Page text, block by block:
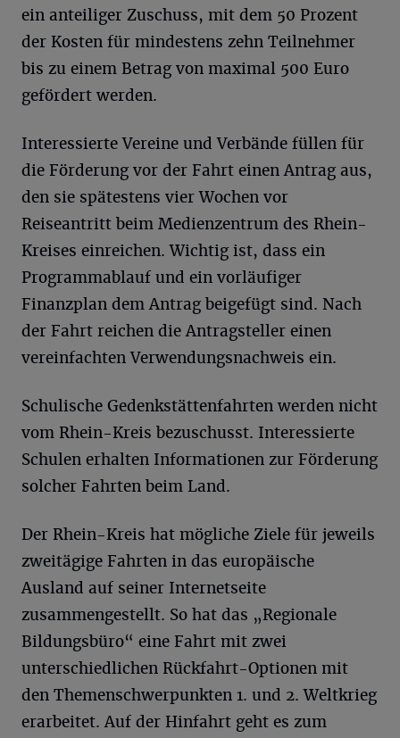
ein anteiliger Zuschuss, mit dem 50 Prozent
der Kosten für mindestens zehn Teilnehmer
bis zu einem Betrag von maximal 500 Euro
gefördert werden.
Interessierte Vereine und Verbände füllen für
die Förderung vor der Fahrt einen Antrag aus,
den sie spätestens vier Wochen vor
Reiseantritt beim Medienzentrum des Rhein-
Kreises einreichen. Wichtig ist, dass ein
Programmablauf und ein vorläufiger
Finanzplan dem Antrag beigefügt sind. Nach
der Fahrt reichen die Antragsteller einen
vereinfachten Verwendungsnachweis ein.
Schulische Gedenkstättenfahrten werden nicht
vom Rhein-Kreis bezuschusst. Interessierte
Schulen erhalten Informationen zur Förderung
solcher Fahrten beim Land.
Der Rhein-Kreis hat mögliche Ziele für jeweils
zweitägige Fahrten in das europäische
Ausland auf seiner Internetseite
zusammengestellt. So hat das „Regionale
Bildungsbüro“ eine Fahrt mit zwei
unterschiedlichen Rückfahrt-Optionen mit
den Themenschwerpunkten 1. und 2. Weltkrieg
erarbeitet. Auf der Hinfahrt geht es zum